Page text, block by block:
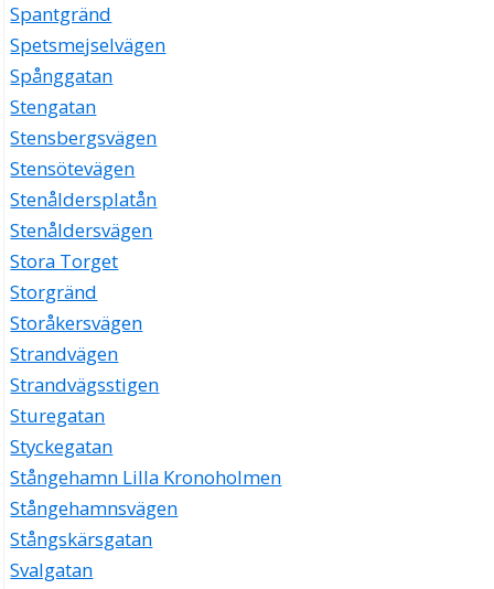
Spantgränd
Spetsmejselvägen
Spånggatan
Stengatan
Stensbergsvägen
Stensötevägen
Stenåldersplatån
Stenåldersvägen
Stora Torget
Storgränd
Storåkersvägen
Strandvägen
Strandvägsstigen
Sturegatan
Styckegatan
Stångehamn Lilla Kronoholmen
Stångehamnsvägen
Stångskärsgatan
Svalgatan